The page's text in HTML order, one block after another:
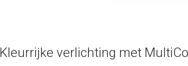
Kleurrijke verlichting met